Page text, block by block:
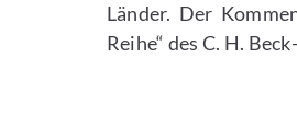
Länder. Der
Reihe“ des C. H.